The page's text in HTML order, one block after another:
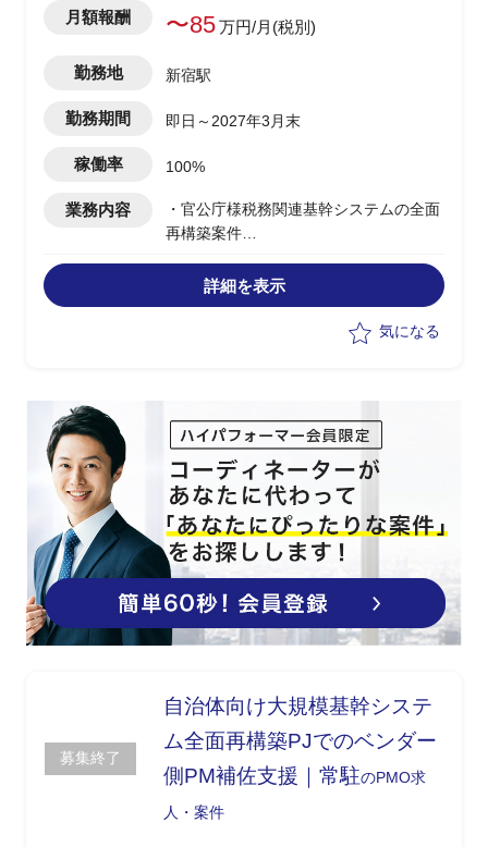
postgreSQLに変換
(5) 動作検証及び実現可能性の検討
(6) マネージドデータベースサービス利
用に向けた影響調査
(7) 業務実施に必要な資料の作成
月額報酬 〜85万円/月(税別)
勤務地 新宿駅
勤務期間 即日～2027年3月末
稼働率 100%
業務内容
・官公庁様税務関連基幹システムの全面
再構築案件
画し、各種PJマネジメントの支援を行う
・サブシステムの担当として収納または
滞納業務システムのチームに参画
・全体管理者の指示のもと、各PJメンバ
ーやお客様と適宜会話し対応
・ユーザー側、元請ベンダー側との各種
調整業務
・検討会や報告会のフロント対応
・各種成果物のレビュー、品質管理サポ
ート
・当該チーム(10～30名)のPJ進捗管理、
課題管理等
詳細を表示
気になる
募集終了
自治体向け大規模基幹システ
ム全面再構築PJでのベンダー
側PM補佐支援｜常駐のPMO求
人・案件